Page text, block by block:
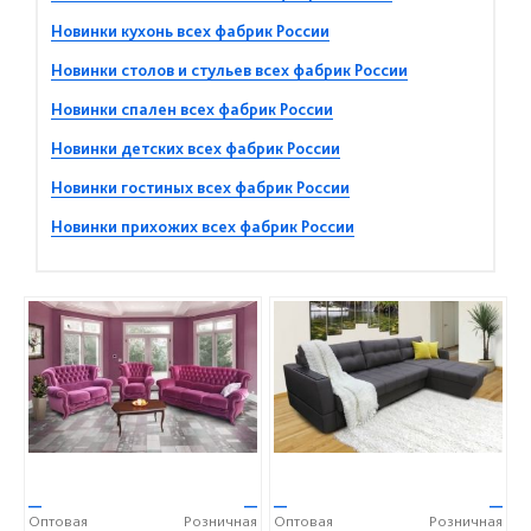
Новинки кухонь всех фабрик России
Новинки столов и стульев всех фабрик России
Новинки спален всех фабрик России
Новинки детских всех фабрик России
Новинки гостиных всех фабрик России
Новинки прихожих всех фабрик России
—
Оптовая
—
Розничная
—
Оптовая
—
Розничная